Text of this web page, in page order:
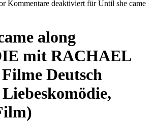
Kommentare deaktiviert für Until she came
along
mit RACHAEL
Deutsch